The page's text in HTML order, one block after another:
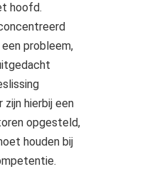
hoofd.
probleem,
zijn hierbij een
opgesteld,
houden bij